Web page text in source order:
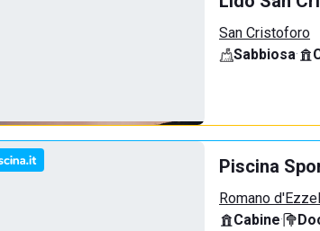
San Cristoforo
Sabbiosa·
Piscina
Romano
Cabine·